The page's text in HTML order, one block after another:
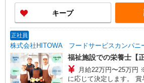
キープ
正社員
株式会社HITOWA フードサービスカンパニ
福祉施設での栄養士【正
月給22万円〜25万円 ※給与は経験や前職給与
に応じて決定します。 賞